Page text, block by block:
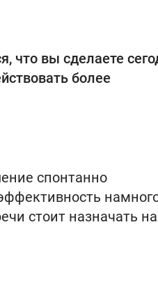
что вы сделаете
более
спонтанно
стоит назначать на